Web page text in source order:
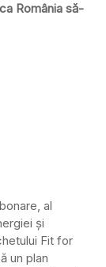
România să-
al
și
Fit for
un plan